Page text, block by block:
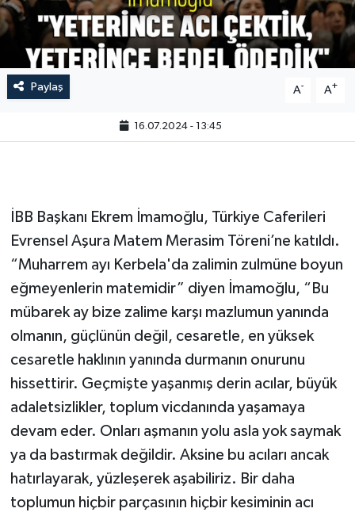
Paylaş A- A+
16.07.2024 - 13:45
İBB Başkanı Ekrem İmamoğlu, Türkiye Caferileri
Evrensel Aşura Matem Merasim Töreni’ne katıldı.
“Muharrem ayı Kerbela'da zalimin zulmüne boyun
eğmeyenlerin matemidir” diyen İmamoğlu, “Bu
mübarek ay bize zalime karşı mazlumun yanında
olmanın, güçlünün değil, cesaretle, en yüksek
cesaretle haklının yanında durmanın onurunu
hissettirir. Geçmişte yaşanmış derin acılar, büyük
adaletsizlikler, toplum vicdanında yaşamaya
devam eder. Onları aşmanın yolu asla yok saymak
ya da bastırmak değildir. Aksine bu acıları ancak
hatırlayarak, yüzleşerek aşabiliriz. Bir daha
toplumun hiçbir parçasının hiçbir kesiminin acı